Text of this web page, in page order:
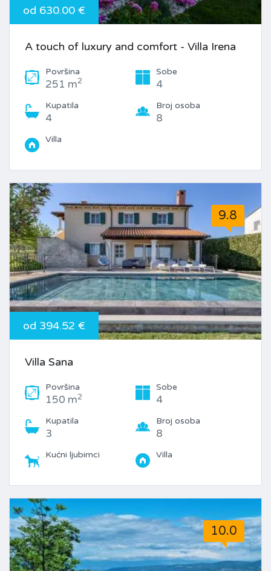
od 630.00 €
A touch of luxury and comfort - Villa Irena
Površina
251 m2
Sobe
4
Kupatila
4
Broj osoba
8
Villa
9.8
od 394.52 €
Villa Sana
Površina
150 m2
Sobe
4
Kupatila
3
Broj osoba
8
Kućni ljubimci Villa
10.0